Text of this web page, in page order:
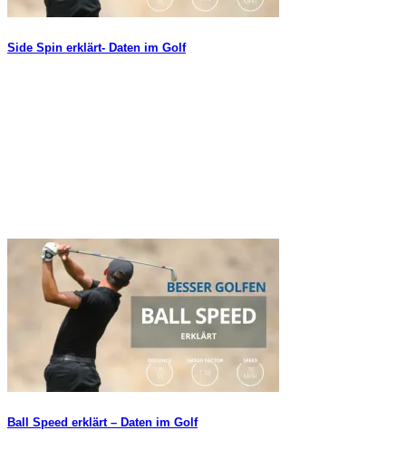
Side Spin erklärt- Daten im Golf
Ball Speed erklärt – Daten im Golf